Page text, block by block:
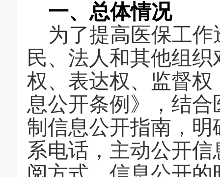
一、 总体情况
为了提高医保工
民、法人和其他组
权、表达权、监督
息公开条例》，结
制信息公开指南，
系电话，主动公开